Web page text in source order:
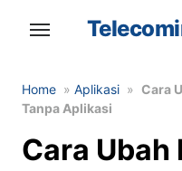
content
Home » Aplikasi » Cara
Tanpa Aplikasi
Cara Ubah